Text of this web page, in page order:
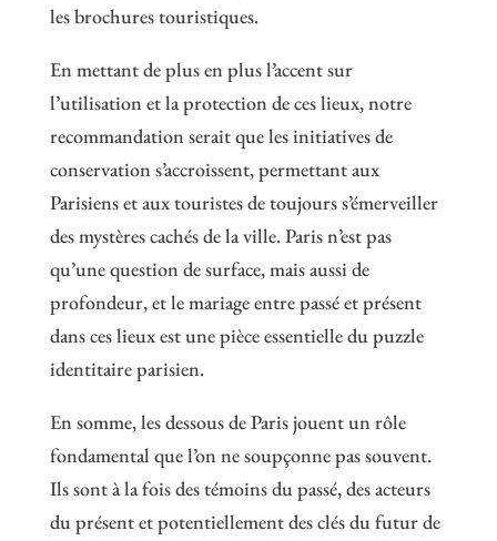
les brochures touristiques.
En mettant de plus en plus l’accent sur
l’utilisation et la protection de ces lieux, notre
recommandation serait que les initiatives de
conservation s’accroissent, permettant aux
Parisiens et aux touristes de toujours s’émerveiller
des mystères cachés de la ville. Paris n’est pas
qu’une question de surface, mais aussi de
profondeur, et le mariage entre passé et présent
dans ces lieux est une pièce essentielle du puzzle
identitaire parisien.
En somme, les dessous de Paris jouent un rôle
fondamental que l’on ne soupçonne pas souvent.
Ils sont à la fois des témoins du passé, des acteurs
du présent et potentiellement des clés du futur de